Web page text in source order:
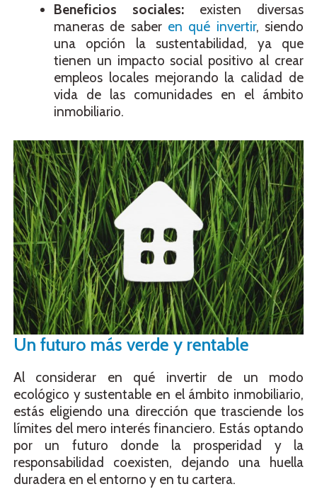
Beneficios sociales: existen diversas
maneras de saber en qué invertir, siendo
una opción la sustentabilidad, ya que
tienen un impacto social positivo al crear
empleos locales mejorando la calidad de
vida de las comunidades en el ámbito
inmobiliario.
Un futuro más verde y rentable
Al considerar en qué invertir de un modo
ecológico y sustentable en el ámbito inmobiliario,
estás eligiendo una dirección que trasciende los
límites del mero interés financiero. Estás optando
por un futuro donde la prosperidad y la
responsabilidad coexisten, dejando una huella
duradera en el entorno y en tu cartera.